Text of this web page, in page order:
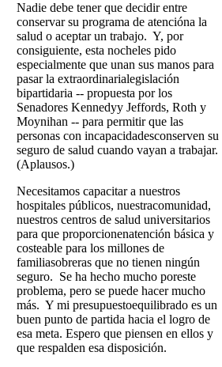
Nadie debe tener que decidir entre
conservar su programa de atencióna la
salud o aceptar un trabajo. Y, por
consiguiente, esta nocheles pido
especialmente que unan sus manos para
pasar la extraordinarialegislación
bipartidaria -- propuesta por los
Senadores Kennedyy Jeffords, Roth y
Moynihan -- para permitir que las
personas con incapacidadesconserven su
seguro de salud cuando vayan a trabajar.
(Aplausos.)
Necesitamos capacitar a nuestros
hospitales públicos, nuestracomunidad,
nuestros centros de salud universitarios
para que proporcionenatención básica y
costeable para los millones de
familiasobreras que no tienen ningún
seguro. Se ha hecho mucho poreste
problema, pero se puede hacer mucho
más. Y mi presupuestoequilibrado es un
buen punto de partida hacia el logro de
esa meta. Espero que piensen en ellos y
que respalden esa disposición.